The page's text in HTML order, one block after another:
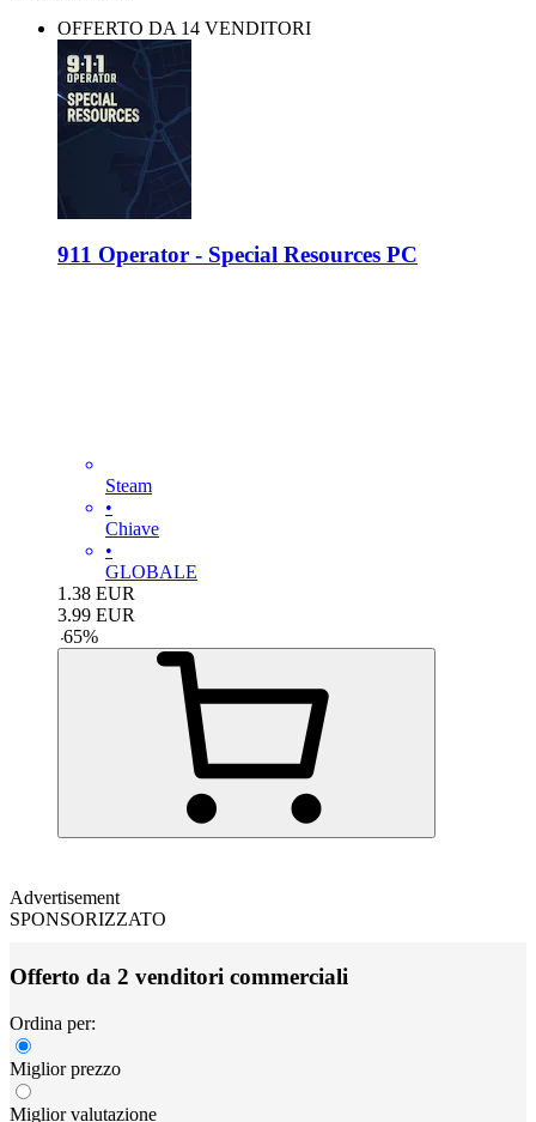
OFFERTO DA 14 VENDITORI
911 Operator - Special Resources PC
Steam
•
Chiave
•
GLOBALE
1.38 EUR
3.99 EUR
-65%
Advertisement
SPONSORIZZATO
Offerto da 2 venditori commerciali
Ordina per:
Miglior prezzo
Miglior valutazione